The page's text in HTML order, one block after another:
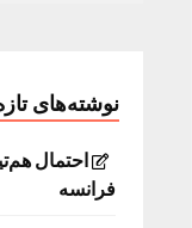
نوشته‌های
احتمال
فرانسه